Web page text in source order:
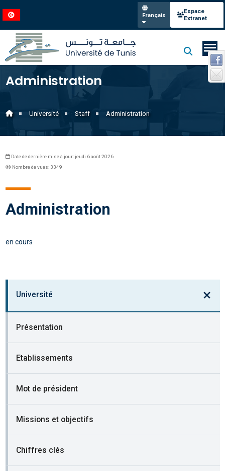
Français
Espace
Extranet
Administration
Université Staff Administration
Université
Présentation
Etablissements
Mot de président
Missions et objectifs
Chiffres clés
Date de dernière mise à jour: jeudi 6 août 2026
Nombre de vues: 3349
Administration
en cours